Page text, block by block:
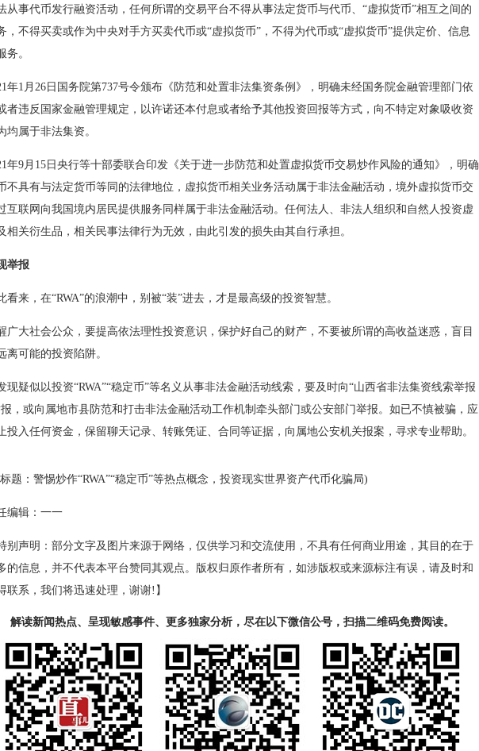
从事代币发行融资活动，任何所谓的交易平台不得从事法定货币与代币、“虚拟货币”相互之间的
，不得买卖或作为中央对手方买卖代币或“虚拟货币”，不得为代币或“虚拟货币”提供定价、信息
务。
年1月26日国务院第737号令颁布《防范和处置非法集资条例》，明确未经国务院金融管理部门依
者违反国家金融管理规定，以许诺还本付息或者给予其他投资回报等方式，向不特定对象吸收资
均属于非法集资。
年9月15日央行等十部委联合印发《关于进一步防范和处置虚拟货币交易炒作风险的通知》，明确
不具有与法定货币等同的法律地位，虚拟货币相关业务活动属于非法金融活动，境外虚拟货币交
互联网向我国境内居民提供服务同样属于非法金融活动。任何法人、非法人组织和自然人投资虚
相关衍生品，相关民事法律行为无效，由此引发的损失由其自行承担。
举报
看来，在“RWA”的浪潮中，别被“装”进去，才是最高级的投资智慧。
广大社会公众，要提高依法理性投资意识，保护好自己的财产，不要被所谓的高收益迷惑，盲目
离可能的投资陷阱。
现疑似以投资“RWA”“稳定币”等名义从事非法金融活动线索，要及时向“山西省非法集资线索举报
，或向属地市县防范和打击非法金融活动工作机制牵头部门或公安部门举报。如已不慎被骗，应
投入任何资金，保留聊天记录、转账凭证、合同等证据，向属地公安机关报案，寻求专业帮助。
题：警惕炒作“RWA”“稳定币”等热点概念，投资现实世界资产代币化骗局)
编辑：一一
别声明：部分文字及图片来源于网络，仅供学习和交流使用，不具有任何商业用途，其目的在于
的信息，并不代表本平台赞同其观点。版权归原作者所有，如涉版权或来源标注有误，请及时和
联系，我们将迅速处理，谢谢!】
解读新闻热点、呈现敏感事件、更多独家分析，尽在以下微信公号，扫描二维码免费阅读。